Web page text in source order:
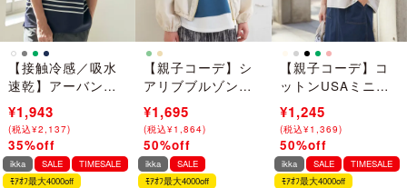
【接触冷感／吸水
速乾】アーバンド
ライパネルボーダ
ーTシャツ
¥2,990
(税込¥3,289)
→
¥1,943
(税込¥2,137)
35%off
【親子コーデ】シ
アリブブルゾン
（120~160cm）
¥3,390
(税込¥3,729)
→
¥1,695
(税込¥1,864)
50%off
【親子コーデ】コ
ットンUSAミニワ
ッフルスピンドル
¥2,490
(税込¥2,739)
→
¥1,245
(税込¥1,369)
50%off
ikka SALE
TIMESALE
ﾓｱｵﾌ最大4000off
ikka
SALE
ﾓｱｵﾌ最大4000off
ikka SALE
TIMESALE
ﾓｱｵﾌ最大4000off